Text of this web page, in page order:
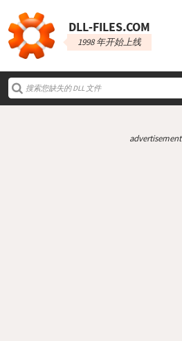
DLL‑FILES.COM
1998 年开始上线
advertisement